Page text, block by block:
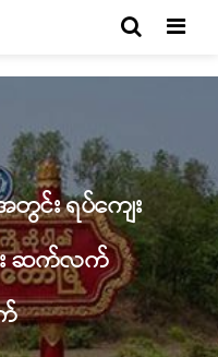
င်း ရပ်ကျေး
ား ဆက်လက်